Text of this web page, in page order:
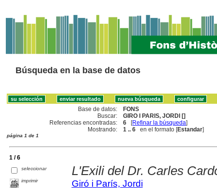
Búsqueda en la base de datos
Base de datos:
FONS
Buscar:
GIRO I PARIS, JORDI []
Referencias encontradas:
6 [Refinar la búsqueda]
Mostrando:
1 .. 6 en el formato [Estandar]
página 1 de 1
1 / 6
seleccionar
imprimir
L'Exili del Dr. Carles
Giró i París, Jordi